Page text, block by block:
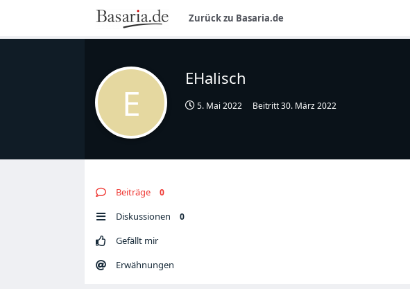
Zurück zu Basaria.de
E
EHalisch
5. Mai 2022 Beitritt30. März 2022
Beiträge 0
Diskussionen 0
Gefällt mir
Erwähnungen